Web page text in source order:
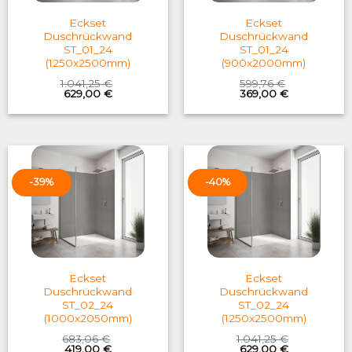
Eckset
Duschrückwand
ST_01_24
(1250x2500mm)
1.041,25€
Original
price
was:
629,00 €Current
is:
Eckset
Duschrückwand
ST_01_24
(900x2000mm)
599,76€
Original
price
was:
369,00 €Current
is:
-39%
Eckset
Duschrückwand
ST_02_24
(1000x2050mm)
683,06€
Original
419,00 €Current
-40%
Eckset
Duschrückwand
ST_02_24
(1250x2500mm)
1.041,25€
Original
629,00 €Current